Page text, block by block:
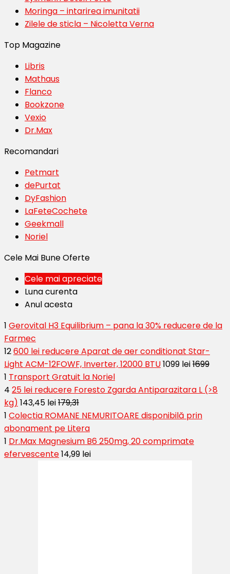
Moringa – intarirea imunitatii
Zilele de sticla – Nicoletta Verna
Top Magazine
Libris
Mathaus
Flanco
Bookzone
Vexio
Dr.Max
Recomandari
Petmart
dePurtat
DyFashion
LaFeteCochete
Geekmall
Noriel
Cele Mai Bune Oferte
Cele mai apreciate
Luna curenta
Anul acesta
1 Gerovital H3 Equilibrium – pana la 30% reducere de la
Farmec
12600 lei reducere Aparat de aer conditionat Star-
Light ACM-12FOWF, Inverter, 12000 BTU1099 lei1699
1 Transport Gratuit la Noriel
4 25 lei reducere Foresto Zgarda Antiparazitara L (>8
kg) 143,45 lei179,31
1 Colectia ROMANE NEMURITOARE disponibilă prin
abonament pe Litera
1 Dr.Max Magnesium B6 250mg, 20 comprimate
efervescente14,99 lei